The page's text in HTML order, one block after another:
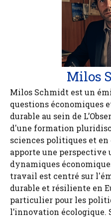
Milos
Milos Schmidt est un
questions économiques
durable au sein de
d'une formation
sciences politiques et
apporte une perspective
dynamiques
travail est centré sur
durable et résiliente en
particulier pour les
l’innovation écologique.